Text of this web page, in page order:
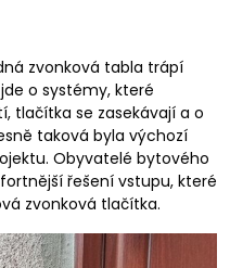
zvonková tabla trápí
o systémy, které
tlačítka se zasekávají a o
taková byla výchozí
Obyvatelé bytového
řešení vstupu, které
zvonková tlačítka.